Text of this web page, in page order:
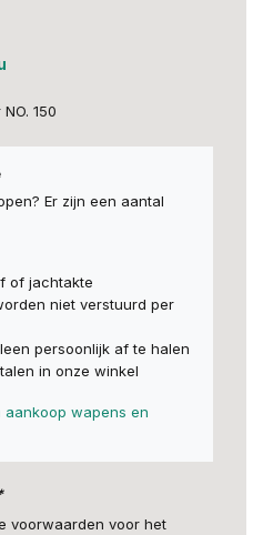
150
Er zijn een aantal
of jachtakte
niet verstuurd per
persoonlijk af te halen
in onze winkel
wapens en
voorwaarden voor het